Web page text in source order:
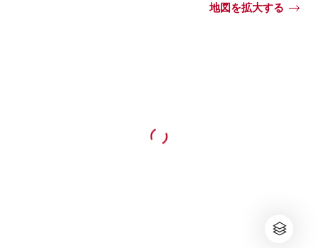
地図を拡大する